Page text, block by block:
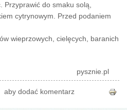
Przyprawić do smaku solą,
cytrynowym. Przed podaniem
wieprzowych, cielęcych, baranich
pysznie.pl
aby dodać komentarz